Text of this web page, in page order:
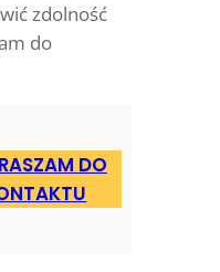
zdolność
do
DO